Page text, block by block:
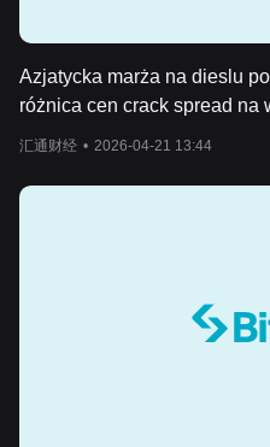
Azjatycka marża na dieslu
różnica cen crack spread na
opałowym pogłębia się w
汇通财经 • 2026-04-21 13:44